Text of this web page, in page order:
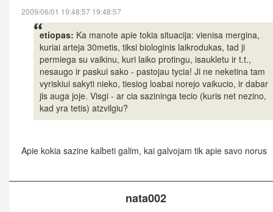
2009/06/01 19:48:57 19:48:57
etiopas: Ka manote apie tokia situacija: vienisa mergina,
kuriai arteja 30metis, tiksi biologinis laikrodukas, tad ji
permiega su vaikinu, kuri laiko protingu, isaukletu ir t.t.,
nesaugo ir paskui sako - pastojau tycia! Ji ne neketina tam
vyriskiui sakyti nieko, tiesiog loabai norejo vaikucio, ir dabar
jis auga joje. Visgi - ar cia sazininga tecio (kuris net nezino,
kad yra tetis) atzvilgiu?
Apie kokia sazine kalbeti galim, kai galvojam tik apie savo norus
nata002